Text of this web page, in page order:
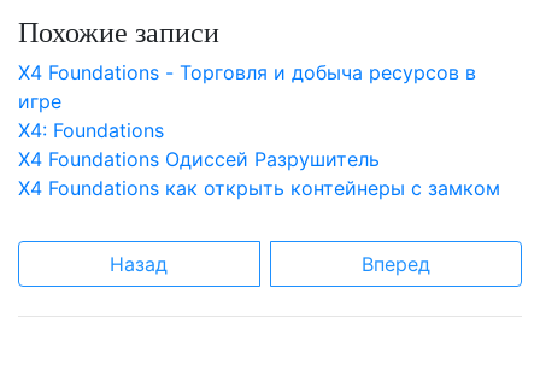
Похожие записи
X4 Foundations - Торговля и добыча ресурсов в
игре
X4: Foundations
X4 Foundations Одиссей Разрушитель
X4 Foundations как открыть контейнеры с замком
Назад Вперед